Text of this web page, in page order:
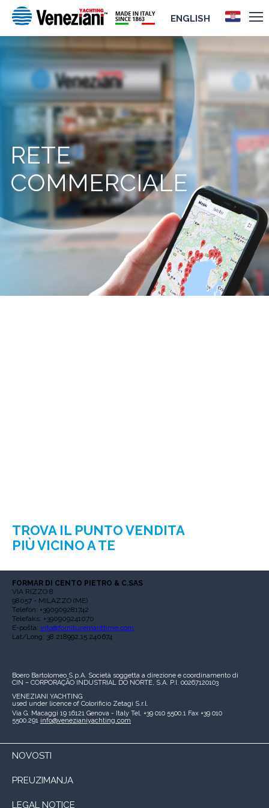
ENGLISH
RETE
COMMERCIALE
TROVA IL PUNTO VENDITA
PIÙ VICINO A TE
FORMAR DI CENTO PIETRO & C.SAS
VIA RIZZO 8
98057 - MILAZZO (ME)
Telefon: +390909281742
Telefaks: +390909241070
E-pošta: info@fornituremarittime.com
Lat/Long: 38.218992,15.240674
Boero Bartolomeo S.p.A. Società soggetta a direzione e coordinamento di
CIN – CORPORAÇÃO INDUSTRIAL DO NORTE, S.A. P.I. 00267120103
VENEZIANI YACHTING
used under licence of Colorificio Zetagi S.r.l.
Via G. Macaggi 19 16121 Genova - Italy Tel. +39 010 5500.1 Fax +39 010
5500.291 info@venezianiyachting.com
NOVOSTI
PREUZIMANJA
LEGAL NOTICE